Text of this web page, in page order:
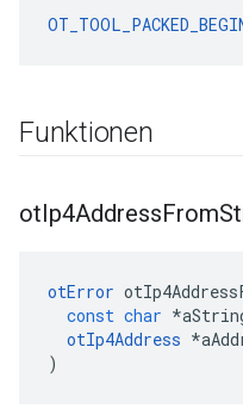
Funktionen
otIp4AddressFrom
otError
const char *
otIp4Address *
)